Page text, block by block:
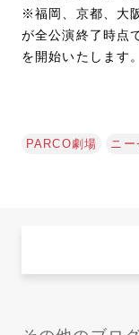
※福岡、京都、大
が全公演終了時点
を開始いたします。
PARCO劇場 ニー